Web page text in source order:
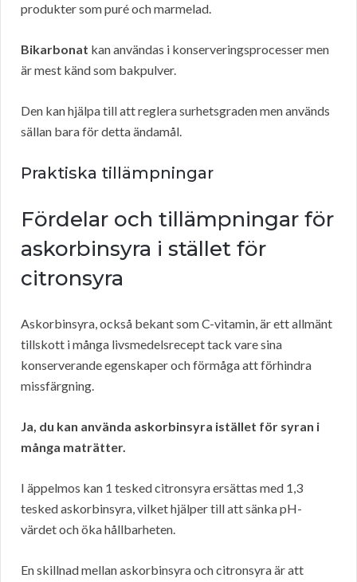
produkter som puré och marmelad.
Bikarbonat kan användas i konserveringsprocesser men
är mest känd som bakpulver.
Den kan hjälpa till att reglera surhetsgraden men används
sällan bara för detta ändamål.
Praktiska tillämpningar
Fördelar och tillämpningar för
askorbinsyra i stället för
citronsyra
Askorbinsyra, också bekant som C-vitamin, är ett allmänt
tillskott i många livsmedelsrecept tack vare sina
konserverande egenskaper och förmåga att förhindra
missfärgning.
Ja, du kan använda askorbinsyra istället för syran i
många maträtter.
I äppelmos kan 1 tesked citronsyra ersättas med 1,3
tesked askorbinsyra, vilket hjälper till att sänka pH-
värdet och öka hållbarheten.
En skillnad mellan askorbinsyra och citronsyra är att